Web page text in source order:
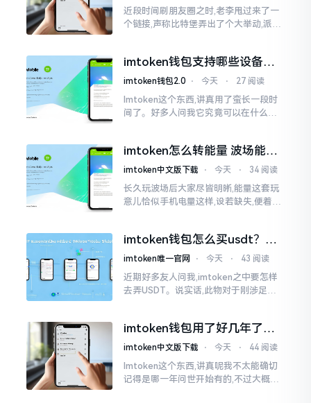
近段时间刷朋友圈之时,老李甩过来了一
个链接,声称比特堡弄出了个大举动,派遣
磅”、“首发”、“独家”
imtoken钱包支持哪些设备？
手机电脑都能用
imtoken钱包2.0 ⋅ 今天 ⋅ 27 阅读
Imtoken这个东西,讲真用了蛮长一段时
间了。好多人问我它究竟可以在什么设
给予支持
imtoken怎么转能量 波场能量
转换教程
imtoken中文版下载 ⋅ 今天 ⋅ 34 阅读
长久玩波场后大家尽皆明晰,能量这套玩
意儿恰似手机电量这样,设若缺失,便着实
imtoken钱包怎么买usdt？老
手教你简单三步搞定
imtoken唯一官网 ⋅ 今天 ⋅ 43 阅读
近期好多友人问我,imtoken之中要怎样
去弄USDT。说实话,此物对于刚涉足币
imtoken钱包用了好几年了，
到底多少年了？
imtoken中文版下载 ⋅ 今天 ⋅ 44 阅读
Imtoken这个东西,讲真呢我不太能确切
记得是哪一年问世开始有的,不过大概在